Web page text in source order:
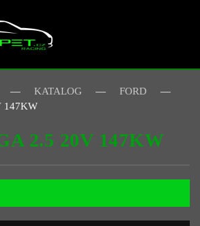
KATALOG
FORD
147KW
2.5 20V 147KW